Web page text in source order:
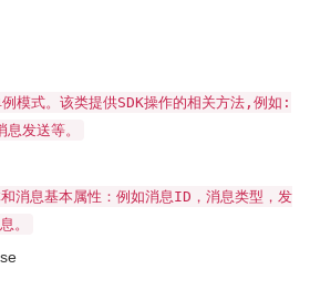
模式。该类提供SDK操作的相关方法,例如:
发送等。
消息基本属性：例如消息ID，消息类型，发
。